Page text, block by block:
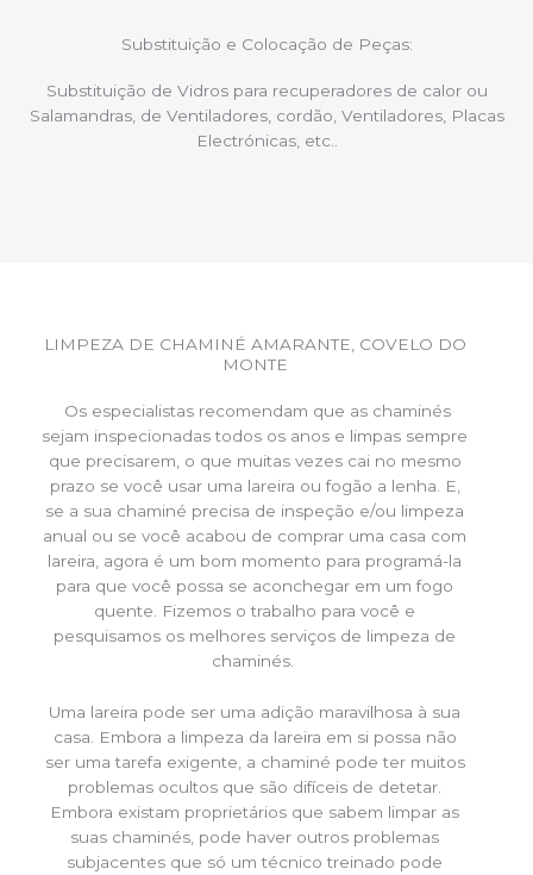
Substituição e Colocação de Peças:
Substituição de Vidros para recuperadores de calor ou
Salamandras, de Ventiladores, cordão, Ventiladores, Placas
Electrónicas, etc..
LIMPEZA DE CHAMINÉ AMARANTE, COVELO DO
MONTE
Os especialistas recomendam que as chaminés
sejam inspecionadas todos os anos e limpas sempre
que precisarem, o que muitas vezes cai no mesmo
prazo se você usar uma lareira ou fogão a lenha. E,
se a sua chaminé precisa de inspeção e/ou limpeza
anual ou se você acabou de comprar uma casa com
lareira, agora é um bom momento para programá-la
para que você possa se aconchegar em um fogo
quente. Fizemos o trabalho para você e
pesquisamos os melhores serviços de limpeza de
chaminés.
Uma lareira pode ser uma adição maravilhosa à sua
casa. Embora a limpeza da lareira em si possa não
ser uma tarefa exigente, a chaminé pode ter muitos
problemas ocultos que são difíceis de detetar.
Embora existam proprietários que sabem limpar as
suas chaminés, pode haver outros problemas
subjacentes que só um técnico treinado pode